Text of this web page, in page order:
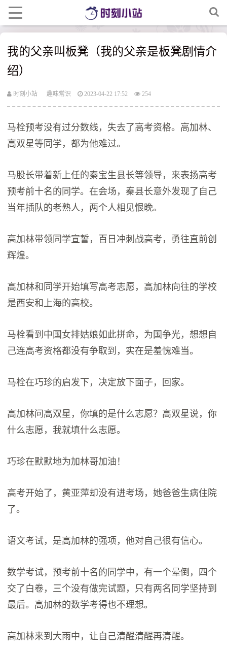
我的父亲叫板凳（我的父亲是板凳剧情介
绍）
时刻小站 趣味常识 2023-04-22 17:52 254
马栓预考没有过分数线，失去了高考资格。高加林、
高双星等同学，都为他难过。
马股长带着新上任的秦宝生县长等领导，来表扬高考
预考前十名的同学。在会场，秦县长意外发现了自己
当年插队的老熟人，两个人相见恨晚。
高加林带领同学宣誓，百日冲刺战高考，勇往直前创
辉煌。
高加林和同学开始填写高考志愿，高加林向往的学校
是西安和上海的高校。
马栓看到中国女排姑娘如此拼命，为国争光，想想自
己连高考资格都没有争取到，实在是羞愧难当。
马栓在巧珍的启发下，决定放下面子，回家。
高加林问高双星，你填的是什么志愿？高双星说，你
什么志愿，我就填什么志愿。
巧珍在默默地为加林哥加油！
高考开始了，黄亚萍却没有进考场，她爸爸生病住院
了。
语文考试，是高加林的强项，他对自己很有信心。
数学考试，预考前十名的同学中，有一个晕倒，四个
交了白卷，三个没有做完试题，只有两名同学坚持到
最后。高加林的数学考得也不理想。
高加林来到大雨中，让自己清醒清醒再清醒。